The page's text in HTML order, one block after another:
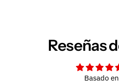
Reseñas
Basado